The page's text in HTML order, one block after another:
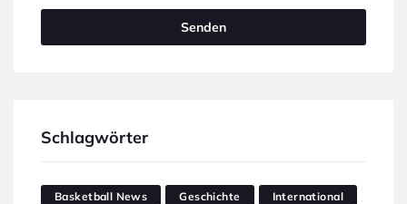
Schlagwörter
Basketball News Geschichte International